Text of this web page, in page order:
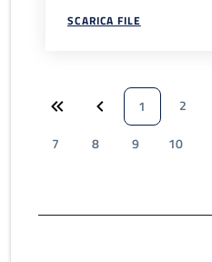
SCARICA FILE
1 2
7
8 9 10